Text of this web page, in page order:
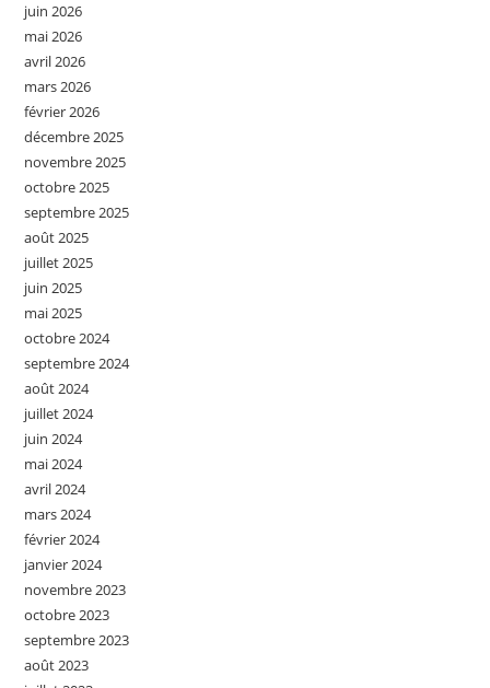
juin 2026
mai 2026
avril 2026
mars 2026
février 2026
décembre 2025
novembre 2025
octobre 2025
septembre 2025
août 2025
juillet 2025
juin 2025
mai 2025
octobre 2024
septembre 2024
août 2024
juillet 2024
juin 2024
mai 2024
avril 2024
mars 2024
février 2024
janvier 2024
novembre 2023
octobre 2023
septembre 2023
août 2023